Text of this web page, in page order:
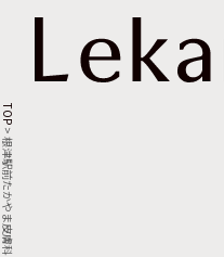
TOP
>
根津駅前たかやま皮膚科